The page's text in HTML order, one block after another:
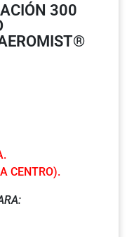
300
CENTRO).